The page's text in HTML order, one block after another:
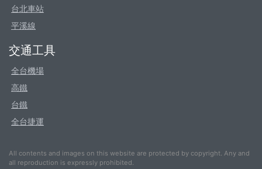
卡。前兩者卡別幾乎可用於台灣境內所有大眾交通運輸工
具，而私企所發行之卡別則視個別交通工具是否配合而定，
且通常附有消費回饋可用於所配合之商家。事實上並無明文
規定必須使用何種卡別，然而大多數人會選擇使用悠遊卡，
IC卡則有較多種的獨特設計與形狀可供選擇，購買一般標準
IC卡需花費新台幣100元，並且需要加值金額以啟動卡片方
蛋黃哥等等)或寶可夢IC卡可能需要支付較多錢。除了一般
在便利商店結帳櫃臺附近輕易找到展示區。
台北車站
平溪線
交通工具
全台機場
高鐵
台鐵
全台捷運
All contents and images on this website are protected by copyright. Any and
all reproduction is expressly prohibited.